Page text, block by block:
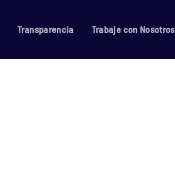
Transparencia Trabaje con Nosotros